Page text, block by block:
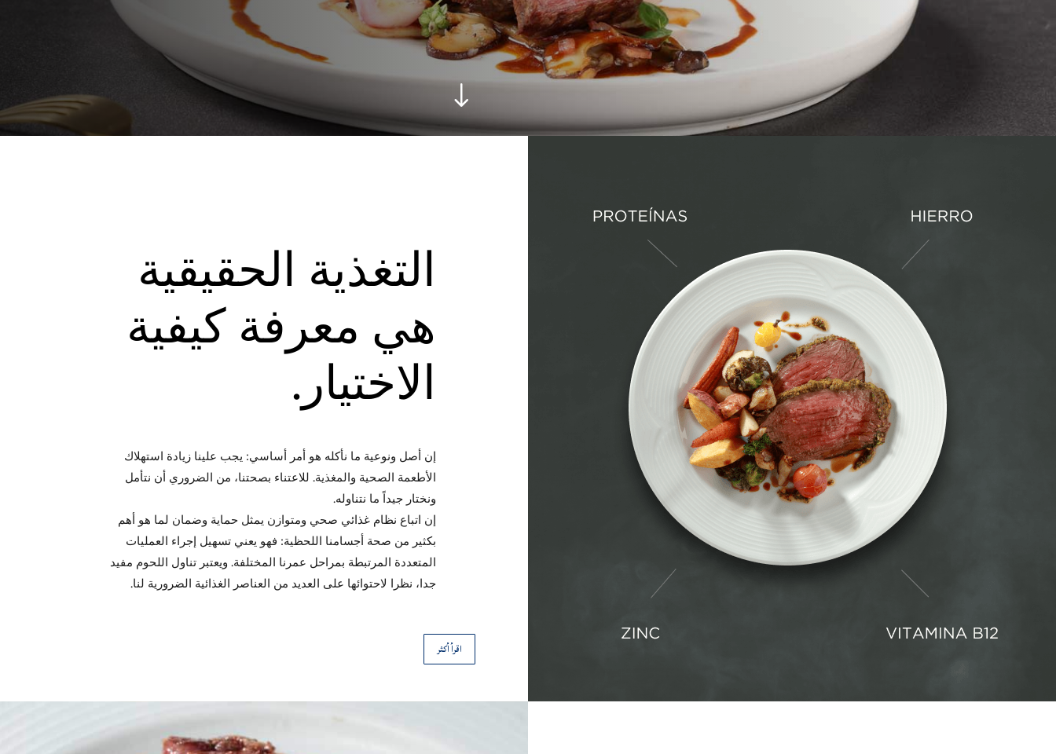
التغذية الحقيقية
هي معرفة كيفية
الاختيار.
إن أصل ونوعية ما نأكله هو أمر أساسي: يجب علينا زيادة استهلاك
الأطعمة الصحية والمغذية. للاعتناء بصحتنا، من الضروري أن نتأمل
ونختار جيداً ما نتناوله.
إن اتباع نظام غذائي صحي ومتوازن يمثل حماية وضمان لما هو أهم
بكثير من صحة أجسامنا اللحظية: فهو يعني تسهيل إجراء العمليات
المتعددة المرتبطة بمراحل عمرنا المختلفة. ويعتبر تناول اللحوم مفيد
جدا، نظرا لاحتوائها على العديد من العناصر الغذائية الضرورية لنا.
اقرأ أكثر